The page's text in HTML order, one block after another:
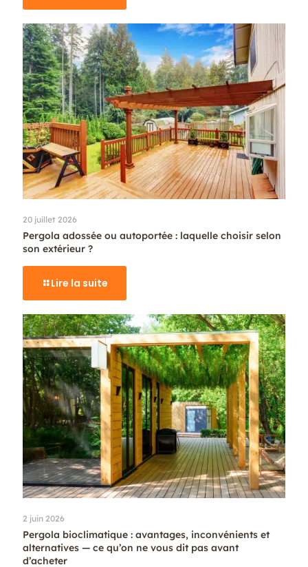
20 juillet 2026
Pergola adossée ou autoportée : laquelle choisir selon
son extérieur ?
Lire la suite
2 juin 2026
Pergola bioclimatique : avantages, inconvénients et
alternatives — ce qu’on ne vous dit pas avant
d’acheter